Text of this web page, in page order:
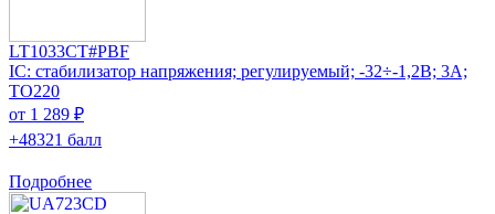
LT1033CT#PBF
IC: стабилизатор напряжения; регулируемый; -32÷-1,2В; 3А;
TO220
от 1 289 ₽
+48321 балл
Подробнее